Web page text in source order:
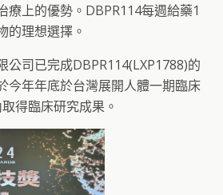
療上的優勢。DBPR114每週給藥1
的理想選擇。
公司已完成DBPR114(LXP1788)的
今年年底於台灣展開人體一期臨床
得臨床研究成果。